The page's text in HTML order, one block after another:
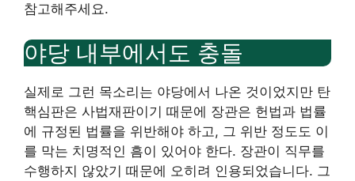
참고해주세요.
야당 내부에서도 충돌
실제로 그런 목소리는 야당에서 나온 것이었지만 탄
핵심판은 사법재판이기 때문에 장관은 헌법과 법률
에 규정된 법률을 위반해야 하고, 그 위반 정도도 이
를 막는 치명적인 흠이 있어야 한다. 장관이 직무를
수행하지 않았기 때문에 오히려 인용되었습니다. 그